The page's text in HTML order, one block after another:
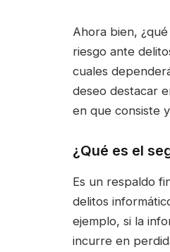
Ahora bien,
riesgo ante
cuales
deseo destacar
en que consiste
¿Qué es el
Es un respaldo
delitos
ejemplo, si la
incurre en